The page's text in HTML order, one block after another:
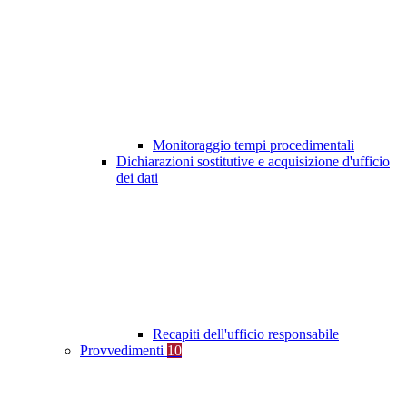
Monitoraggio tempi procedimentali
Dichiarazioni sostitutive e acquisizione d'ufficio
dei dati
Recapiti dell'ufficio responsabile
Provvedimenti 10